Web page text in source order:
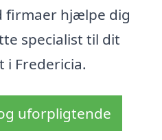
firmaer hjælpe dig
specialist til dit
Fredericia.
uforpligtende